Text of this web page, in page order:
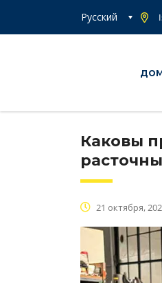
Русский
Каковы
21 октября,